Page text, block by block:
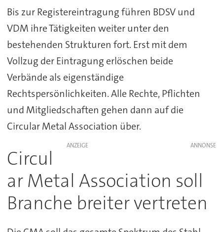
Bis zur Registereintragung führen BDSV und
VDM ihre Tätigkeiten weiter unter den
bestehenden Strukturen fort. Erst mit dem
Vollzug der Eintragung erlöschen beide
Verbände als eigenständige
Rechtspersönlichkeiten. Alle Rechte, Pflichten
und Mitgliedschaften gehen dann auf die
Circular Metal Association über.
ANZEIGE
Circul
ar Metal Association soll
Branche breiter vertreten